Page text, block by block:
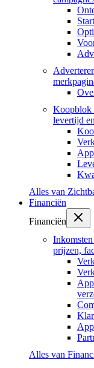
Koopblok
levertijd
Alles van
Financiën
Financiën
prijzen,
Alles van